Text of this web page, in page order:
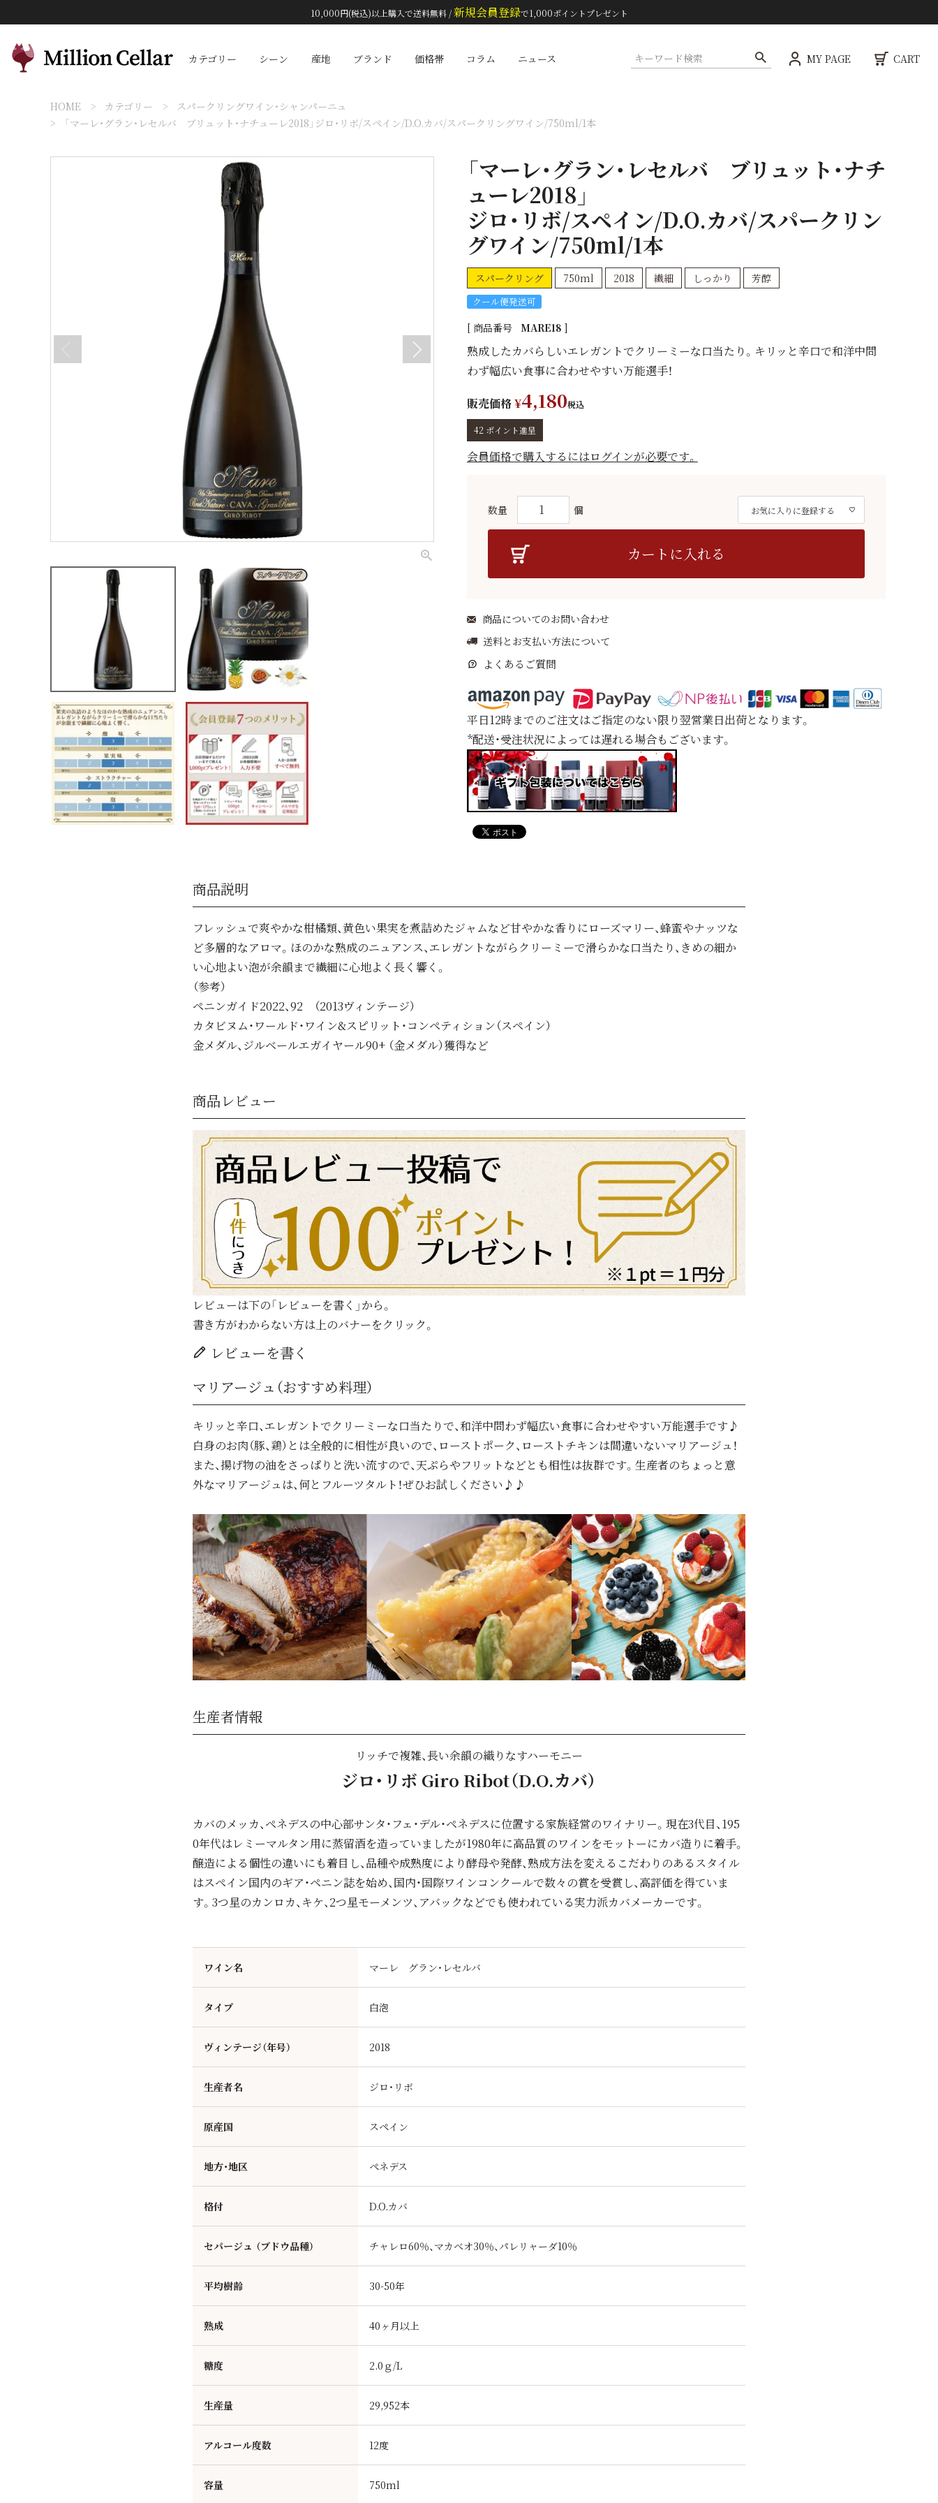
10,000円(税込)以上購入で送料無料 /新規会員登録で1,000ポイントプレゼント
カテゴリー シーン 産地 ブランド 価格帯 コラム ニュース
検索 MY PAGE CART
HOME カテゴリー
スパークリングワイン・シャンパーニュ
「マーレ・グラン・レセルバ ブリュット・ナチューレ2018」ジロ・リボ/スペイン/D.O.カバ/スパークリングワイン/750ml/1本
「マーレ・グラン・レセルバ ブリュット・ナチ
ューレ2018」
ジロ・リボ/スペイン/D.O.カバ/スパークリン
グワイン/750ml/1本
スパークリング 750ml 2018 繊細 しっかり 芳醇
クール便発送可
商品番号 MARE18
熟成したカバらしいエレガントでクリーミーな口当たり。キリッと辛口で和洋中問
わず幅広い食事に合わせやすい万能選手！
販売価格¥4,180税込
42 ポイント進呈
会員価格で購入するにはログインが必要です。
お気に入りに登録する
カートに入れる
商品についてのお問い合わせ
送料とお支払い方法について
よくあるご質問
平日12時までのご注文はご指定のない限り翌営業日出荷となります。
*配送・受注状況によっては遅れる場合もございます。
商品説明
フレッシュで爽やかな柑橘類、黄色い果実を煮詰めたジャムなど甘やかな香りにローズマリー、蜂蜜やナッツな
ど多層的なアロマ。ほのかな熟成のニュアンス、エレガントながらクリーミーで滑らかな口当たり、きめの細か
い心地よい泡が余韻まで繊細に心地よく長く響く。
（参考）
ペニンガイド2022、92 （2013ヴィンテージ）
カタビヌム・ワールド・ワイン&スピリット・コンペティション（スペイン）
金メダル、ジルベールエガイヤール90+ （金メダル）獲得など
商品レビュー
レビューは下の「レビューを書く」から。
書き方がわからない方は上のバナーをクリック。
レビューを書く
マリアージュ（おすすめ料理）
キリッと辛口、エレガントでクリーミーな口当たりで、和洋中問わず幅広い食事に合わせやすい万能選手です♪
白身のお肉（豚、鶏）とは全般的に相性が良いので、ローストポーク、ローストチキンは間違いないマリアージュ！
また、揚げ物の油をさっぱりと洗い流すので、天ぷらやフリットなどとも相性は抜群です。生産者のちょっと意
外なマリアージュは、何とフルーツタルト！ぜひお試しください♪♪
生産者情報
リッチで複雑、長い余韻の織りなすハーモニー
ジロ・リボ Giro Ribot（D.O.カバ）
カバのメッカ、ペネデスの中心部サンタ・フェ・デル・ペネデスに位置する家族経営のワイナリー。現在3代目、195
0年代はレミーマルタン用に蒸留酒を造っていましたが1980年に高品質のワインをモットーにカバ造りに着手。
醸造による個性の違いにも着目し、品種や成熟度により酵母や発酵、熟成方法を変えるこだわりのあるスタイル
はスペイン国内のギア・ペニン誌を始め、国内・国際ワインコンクールで数々の賞を受賞し、高評価を得ていま
す。3つ星のカンロカ、キケ、2つ星モーメンツ、アバックなどでも使われている実力派カバメーカーです。
ワイン名 マーレ グラン・レセルバ
タイプ 白泡
ヴィンテージ（年号） 2018
生産者名 ジロ・リボ
原産国 スペイン
地方・地区 ペネデス
格付 D.O.カバ
セパージュ （ブドウ品種） チャレロ60％、マカベオ30％、パレリャーダ10％
平均樹齢 30-50年
熟成 40ヶ月以上
糖度 2.0ｇ/L
生産量 29,952本
アルコール度数 12度
容量 750ml